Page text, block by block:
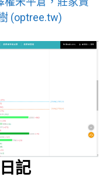
(optree.tw)
記